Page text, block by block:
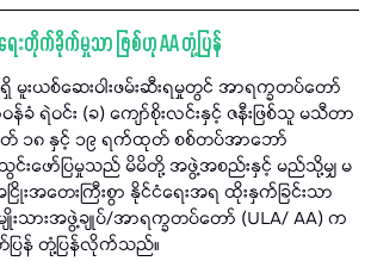
ေးတိုက်ခိုက်မှုသာ ဖြစ်ဟု AA တုံ့ပြန်
မူးယစ်ဆေးဝါးဖမ်းဆီးရမှုတွင် အာရက္ခတပ်တော်
ဝန်ခံ ရဲဝင်း (ခ) ကျော်စိုးလင်းနှင့် ဇနီးဖြစ်သူ မသီတာ
တ် ၁၈ နှင့် ၁၉ ရက်ထုတ် စစ်တပ်အာဘော်
င်းဖော်ပြမှုသည် မိမိတို့ အဖွဲ့အစည်းနှင့် မည်သို့မျှ မ
းအတေးကြီးစွာ နိုင်ငံရေးအရ ထိုးနှက်ခြင်းသာ
ျိုးသားအဖွဲ့ချုပ်/အာရက္ခတပ်တော် (ULA/ AA) က
ြန် တုံ့ပြန်လိုက်သည်။